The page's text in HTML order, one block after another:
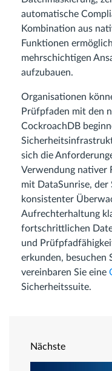
automatische
Kombination aus
Funktionen
mehrschichtigen
aufzubauen.
Organisationen
Prüfpfaden mit den
CockroachDB
sich die
Verwendung nativer
mit DataSunrise, der
konsistenter
Aufrechterhaltung
fortschrittlichen
und
erkunden, besuchen
vereinbaren Sie eine
Sicherheitssuite.
Nächste